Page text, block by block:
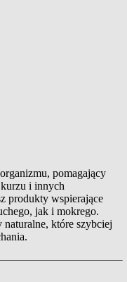
pomagający
i innych
produkty wspierające
jak i mokrego.
które szybciej